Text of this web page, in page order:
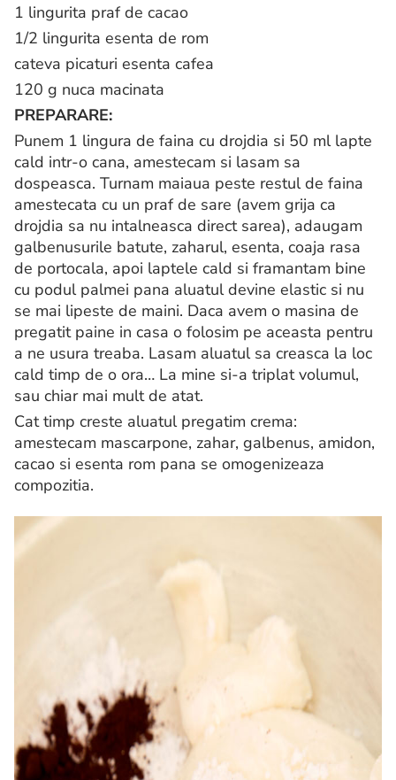
1 lingurita praf de cacao
1/2 lingurita esenta de rom
cateva picaturi esenta cafea
120 g nuca macinata
PREPARARE:
Punem 1 lingura de faina cu drojdia si 50 ml lapte
cald intr-o cana, amestecam si lasam sa
dospeasca. Turnam maiaua peste restul de faina
amestecata cu un praf de sare (avem grija ca
drojdia sa nu intalneasca direct sarea), adaugam
galbenusurile batute, zaharul, esenta, coaja rasa
de portocala, apoi laptele cald si framantam bine
cu podul palmei pana aluatul devine elastic si nu
se mai lipeste de maini. Daca avem o masina de
pregatit paine in casa o folosim pe aceasta pentru
a ne usura treaba. Lasam aluatul sa creasca la loc
cald timp de o ora… La mine si-a triplat volumul,
sau chiar mai mult de atat.
Cat timp creste aluatul pregatim crema:
amestecam mascarpone, zahar, galbenus, amidon,
cacao si esenta rom pana se omogenizeaza
compozitia.